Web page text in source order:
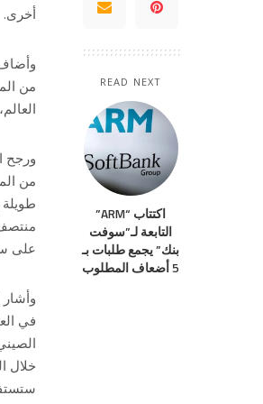
READ NEXT
اكتتاب “ARM”
التابعة لـ”سوفت
بنك” يجمع طلبات بـ
5 أضعاف المطلوب
أخرى.
ورجح
من
منتصف
على
في
خلال